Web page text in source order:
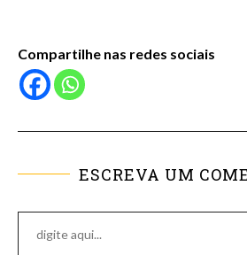
Compartilhe nas redes sociais
ESCREVA UM